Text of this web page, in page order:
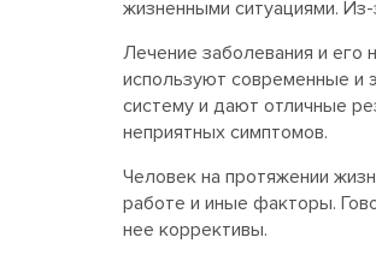
жизненными ситуациями.
Лечение заболевания и его
используют современные и
систему и дают отличные
неприятных симптомов.
Человек на протяжении
работе и иные факторы.
нее коррективы.